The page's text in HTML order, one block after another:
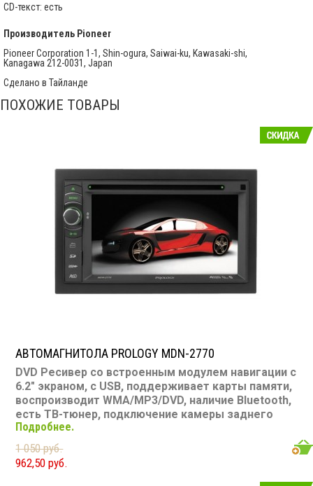
CD-текст: есть
Производитель Pioneer
Pioneer Corporation 1-1, Shin-ogura, Saiwai-ku, Kawasaki-shi,
Kanagawa 212-0031, Japan
Сделано в Тайланде
ПОХОЖИЕ ТОВАРЫ
АВТОМАГНИТОЛА PROLOGY MDN-2770
DVD Ресивер со встроенным модулем навигации с
6.2" экраном, с USB, поддерживает карты памяти,
воспроизводит WMA/MP3/DVD, наличие Bluetooth,
есть ТВ-тюнер, подключение камеры заднего
видаРазмер: 2 din Подсветка:
DVD/Video: есть, 6.2" экран TV-тюнер: есть USB: есть
SD карта: есть AUX вход: нет Пульт: есть Bluetooth:
есть Съемная панель: нет RCA (линейные) выходы: 3
Подробнее.
1 050 руб.
962,50 руб.